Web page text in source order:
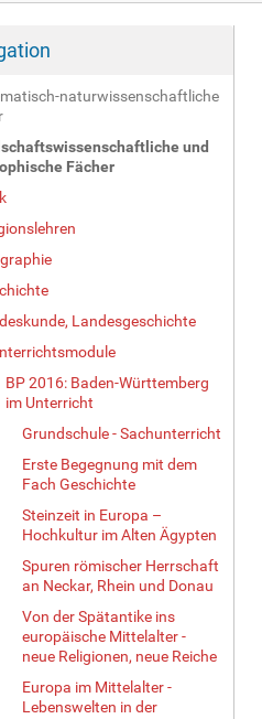
naturwissenschaftliche
und
Fächer
Landesgeschichte
BP 2016: Baden-Württemberg
im Unterricht
Grundschule - Sachunterricht
Erste Begegnung mit dem
Fach Geschichte
Steinzeit in Europa –
Hochkultur im Alten Ägypten
Spuren römischer Herrschaft
an Neckar, Rhein und Donau
Von der Spätantike ins
europäische Mittelalter -
neue Religionen, neue Reiche
Europa im Mittelalter -
Lebenswelten in der